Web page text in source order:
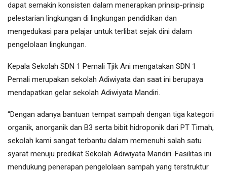
dapat semakin konsisten dalam menerapkan prinsip-prinsip
pelestarian lingkungan di lingkungan pendidikan dan
mengedukasi para pelajar untuk terlibat sejak dini dalam
pengelolaan lingkungan.
Kepala Sekolah SDN 1 Pemali Tjik Ani mengatakan SDN 1
Pemali merupakan sekolah Adiwiyata dan saat ini berupaya
mendapatkan gelar sekolah Adiwiyata Mandiri.
“Dengan adanya bantuan tempat sampah dengan tiga kategori
organik, anorganik dan B3 serta bibit hidroponik dari PT Timah,
sekolah kami sangat terbantu dalam memenuhi salah satu
syarat menuju predikat Sekolah Adiwiyata Mandiri. Fasilitas ini
mendukung penerapan pengelolaan sampah yang terstruktur